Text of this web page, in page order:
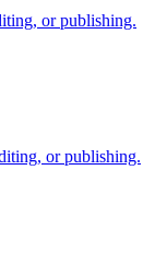
or publishing.
or publishing.